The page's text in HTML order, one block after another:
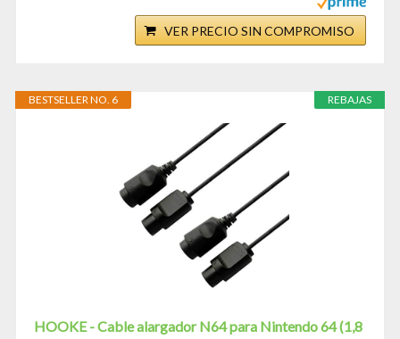
VER PRECIO SIN COMPROMISO
REBAJAS
BESTSELLER NO. 6
HOOKE - Cable alargador N64 para Nintendo 64 (1,8